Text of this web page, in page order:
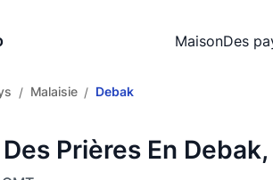
MaisonDes
/ Malaisie / Debak
Prières En